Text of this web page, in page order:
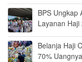
BPS Ungkap
Layanan Haji
Belanja Haji
70%